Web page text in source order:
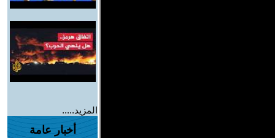
المزيد.....
أخبار عامة